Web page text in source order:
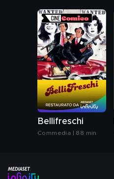
Bellifreschi
Commedia | 88 min